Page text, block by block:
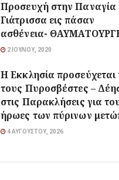
Προσευχή στην Παναγία
Γιάτρισσα εις πάσαν
ασθένεια-
2 ΙΟΥΛΊΟΥ, 2020
Η Εκκλησία προσεύχεται
τους Πυροσβέστες –
στις Παρακλήσεις για
ήρωες των πύρινων
4 ΑΥΓΟΎΣΤΟΥ, 2026